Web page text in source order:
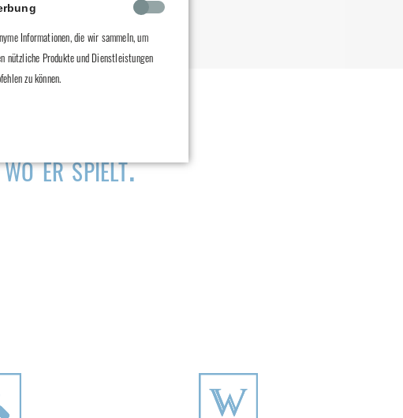
er spielt."
Informationen, die wir sammeln, um
nützliche Produkte und Dienstleistungen
zu können.